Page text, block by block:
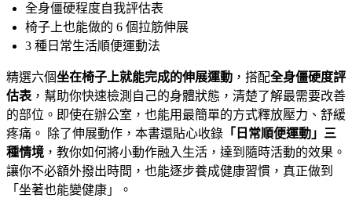
全身僵硬程度自我評估表
椅子上也能做的 6 個拉筋伸展
3 種日常生活順便運動法
精選六個坐在椅子上就能完成的伸展運動 ，搭配全身僵硬度評
估表 ，幫助你快速檢測自己的身體狀態，清楚了解最需要改善
的部位。即使在辦公室，也能用最簡單的方式釋放壓力、舒緩
疼痛。 除了伸展動作，本書還貼心收錄 「日常順便運動」三
種情境 ，教你如何將小動作融入生活，達到隨時活動的效果。
讓你不必額外撥出時間，也能逐步養成健康習慣，真正做到
「坐著也能變健康」。